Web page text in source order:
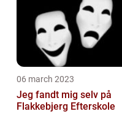
06 march 2023
Jeg fandt mig selv på
Flakkebjerg Efterskole